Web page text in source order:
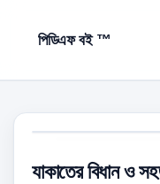
পিডিএফ বই ™
যাকাতের বিধান ও